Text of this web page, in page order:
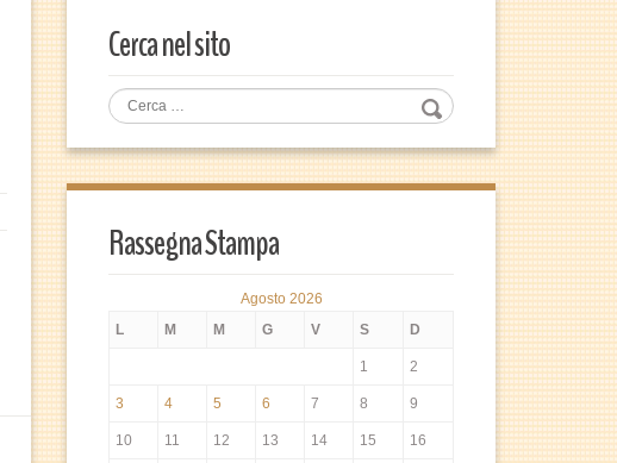
Cerca nel sito
Rassegna Stampa
Agosto 2026
L
M M G V S D
1 2
3 4 5 6 7 8 9
10 11 12 13 14 15 16